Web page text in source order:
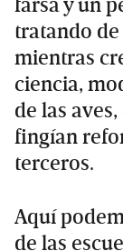
farsa y un
tratando
mientras
ciencia,
de las
fingían
terceros.
Aquí
de las